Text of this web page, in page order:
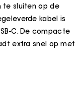
te sluiten op de
kabel is
C. De compacte
extra snel op met